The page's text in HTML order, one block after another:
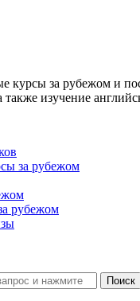
курсы за рубежом и
также изучение
за рубежом
рубежом
Поиск